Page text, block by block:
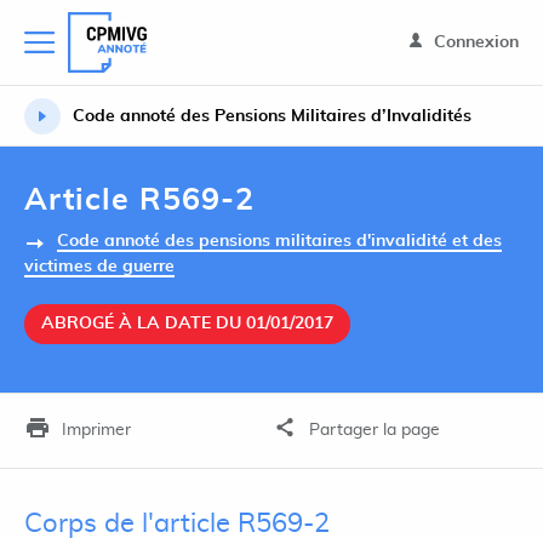
Connexion
Code annoté des Pensions Militaires d’Invalidités
Article R569-2
Code annoté des pensions militaires d'invalidité et des
victimes de guerre
ABROGÉ À LA DATE DU 01/01/2017
Imprimer Partager la page
Corps de l'article R569-2